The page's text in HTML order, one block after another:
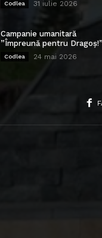
Codlea 31 iulie 2026
Campanie umanitară
”Împreună pentru Dragoș!”
Codlea 24 mai 2026